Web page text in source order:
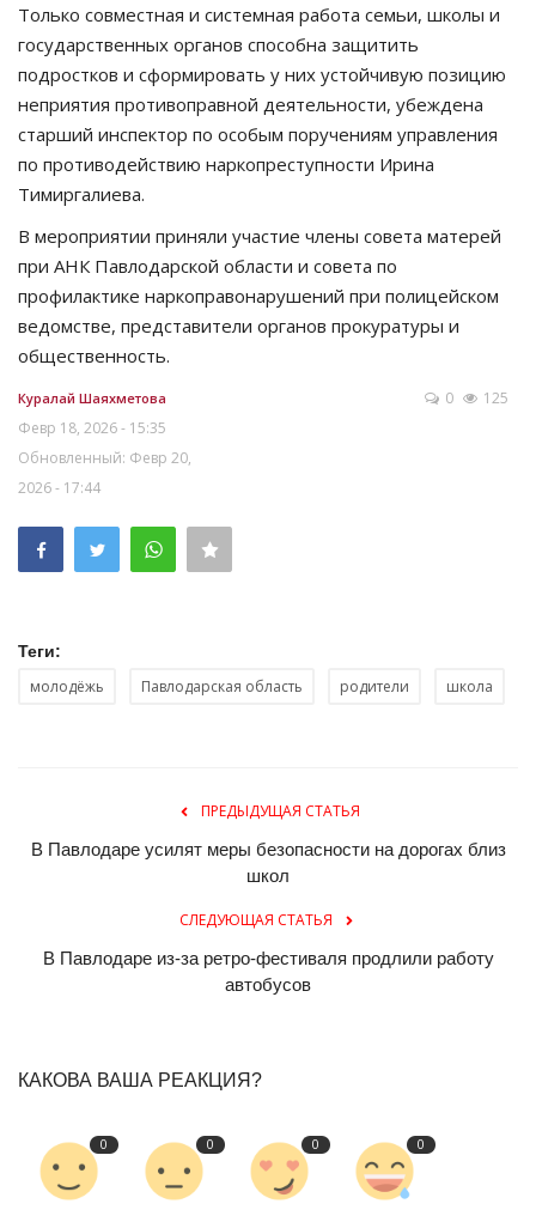
Только совместная и системная работа семьи, школы и
государственных органов способна защитить
подростков и сформировать у них устойчивую позицию
неприятия противоправной деятельности, убеждена
старший инспектор по особым поручениям управления
по противодействию наркопреступности Ирина
Тимиргалиева.
В мероприятии приняли участие члены совета матерей
при АНК Павлодарской области и совета по
профилактике наркоправонарушений при полицейском
ведомстве, представители органов прокуратуры и
общественность.
Куралай Шаяхметова
Февр 18, 2026 - 15:35
Обновленный: Февр 20,
2026 - 17:44
0 125
Теги:
молодёжь Павлодарская область родители школа
ПРЕДЫДУЩАЯ СТАТЬЯ
В Павлодаре усилят меры безопасности на дорогах близ
школ
СЛЕДУЮЩАЯ СТАТЬЯ
В Павлодаре из-за ретро-фестиваля продлили работу
автобусов
КАКОВА ВАША РЕАКЦИЯ?
0 0 0 0